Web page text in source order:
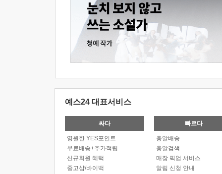
예스24 대표서비스
싸다
영원한 YES포인트
무료배송+추가적립
신규회원 혜택
중고샵/바이백
빠르다
총알배송
총알검색
매장 픽업 서비스
알림 신청 안내